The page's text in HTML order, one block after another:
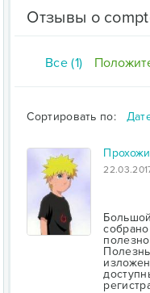
Отзывы о
Все (1)
Сортировать по: